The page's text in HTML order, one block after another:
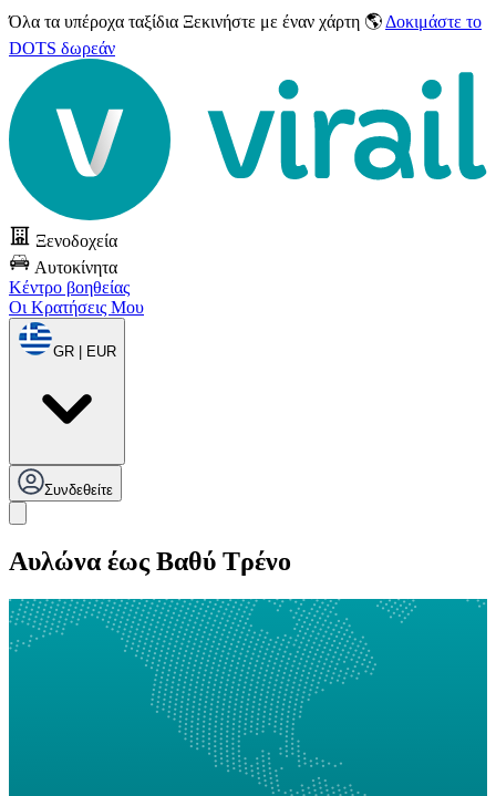
Όλα τα υπέροχα ταξίδια Ξεκινήστε με έναν χάρτη 🌎 Δοκιμάστε το
DOTS δωρεάν
Ξενοδοχεία
Αυτοκίνητα
Κέντρο βοηθείας
Οι Κρατήσεις Μου
GR | EUR
Συνδεθείτε
Αυλώνα έως Βαθύ Τρένο